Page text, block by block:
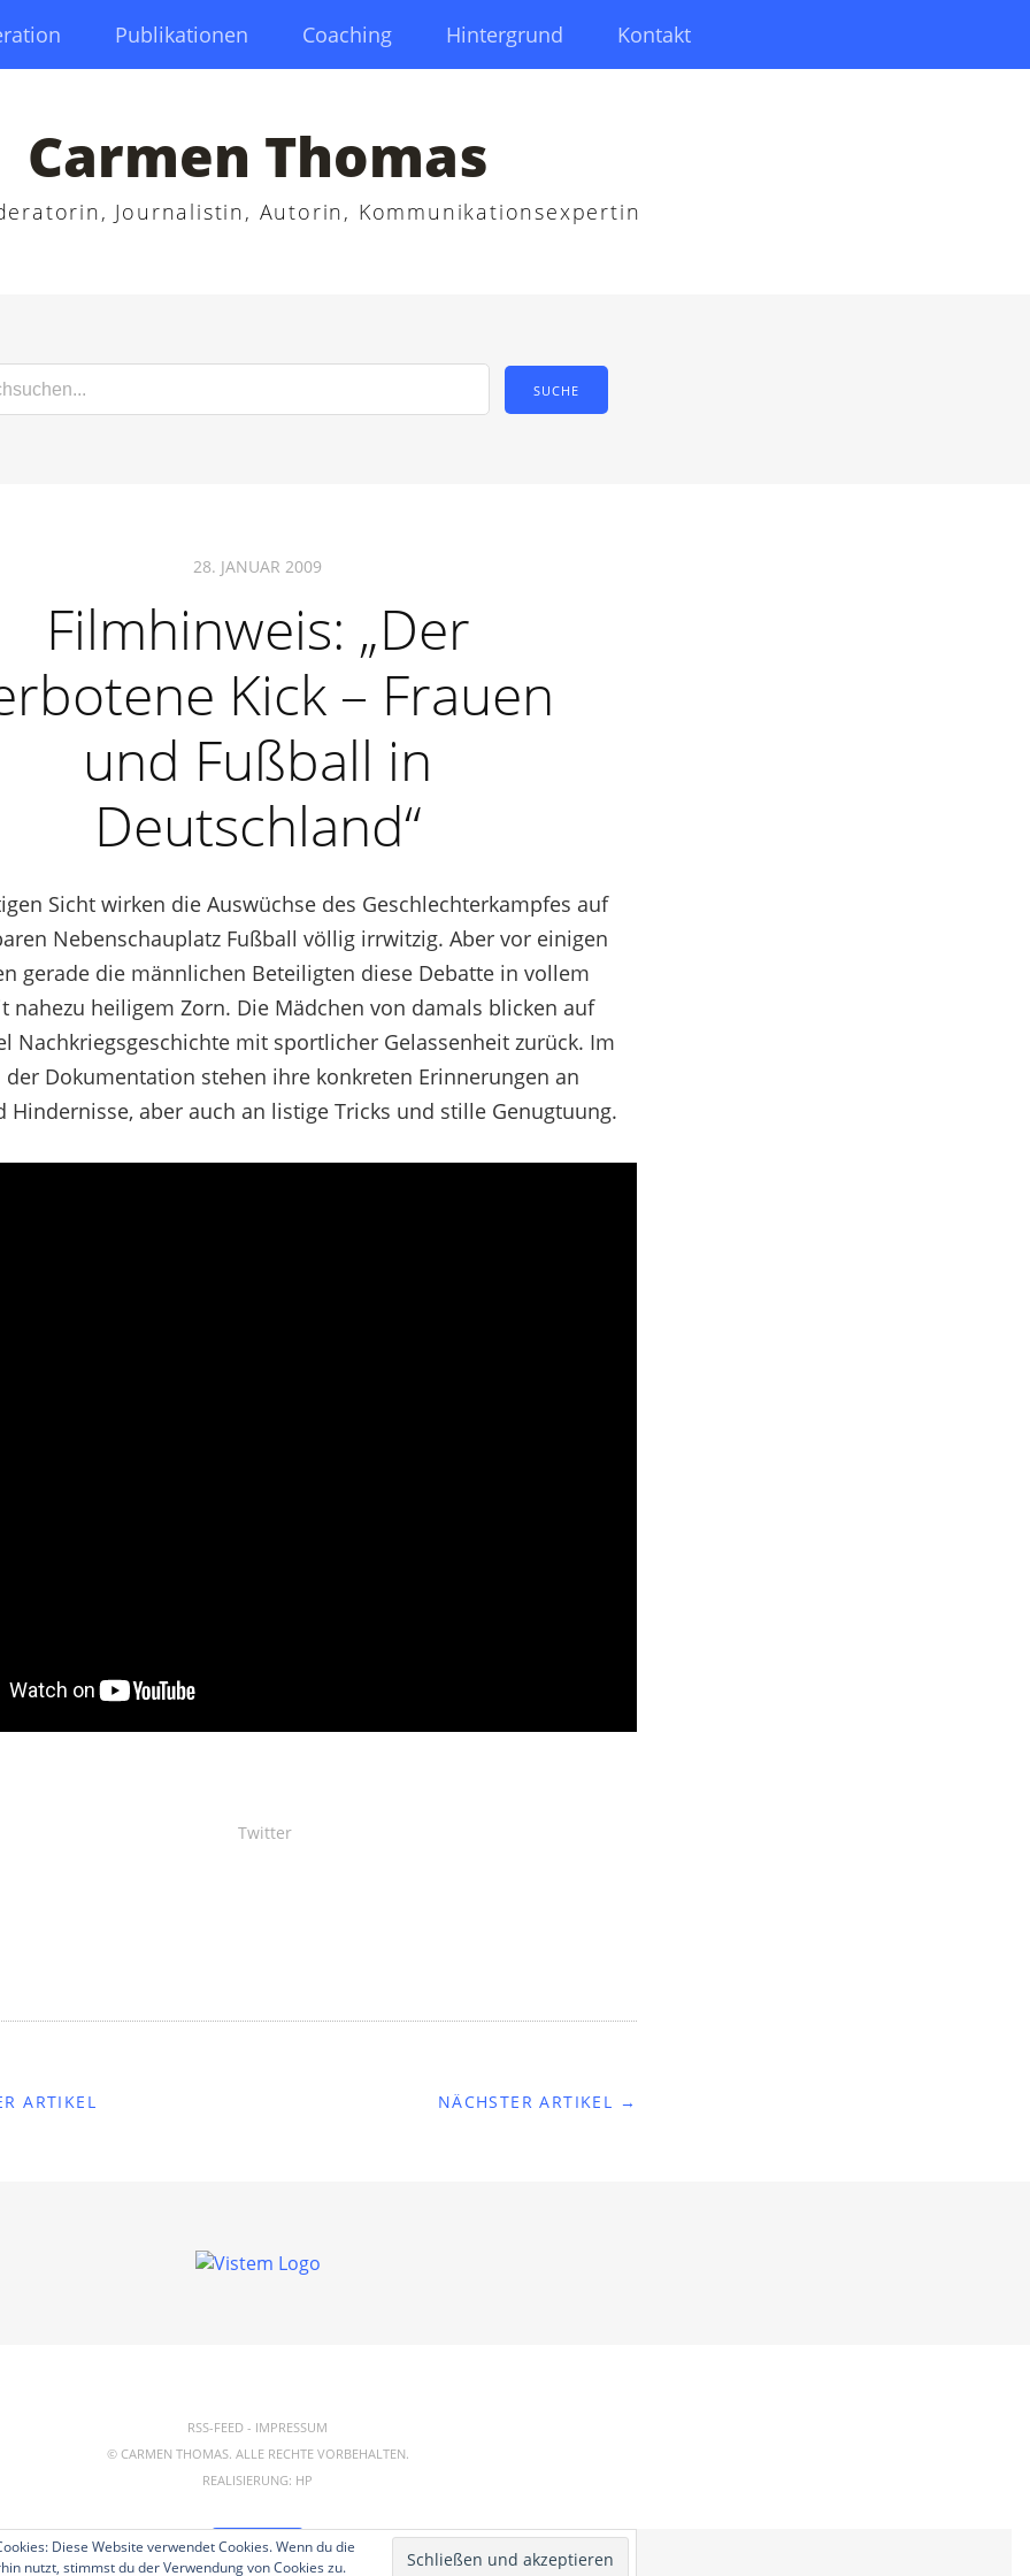
Publikationen Coaching Hintergrund Kontakt
Carmen Thomas
Journalistin, Autorin, Kommunikationsexpertin
28. JANUAR 2009
Filmhinweis: „Der
Kick – Frauen
und Fußball in
Deutschland“
Sicht wirken die Auswüchse des Geschlechterkampfes auf
Nebenschauplatz Fußball völlig irrwitzig. Aber vor einigen
gerade die männlichen Beteiligten diese Debatte in vollem
nahezu heiligem Zorn. Die Mädchen von damals blicken auf
Nachkriegsgeschichte mit sportlicher Gelassenheit zurück. Im
Dokumentation stehen ihre konkreten Erinnerungen an
Hindernisse, aber auch an listige Tricks und stille Genugtuung.
Twitter
NÄCHSTER ARTIKEL →
ARTIKEL
RSS-FEED - IMPRESSUM
© CARMEN THOMAS. ALLE RECHTE VORBEHALTEN.
REALISIERUNG: HP
TOP
Diese Website verwendet Cookies. Wenn du die
nutzt, stimmst du der Verwendung von Cookies zu.